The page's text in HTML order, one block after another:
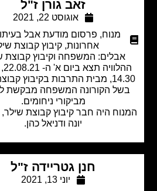
זאב גורן ז"ל
אוגוסט 22, 2021
מנוח,
פרסום מודעת אבל בעיתון ידיעות
אחרונות,קיבוץ קבוצת שילר
אבלים: המשפחה וקיבוץ קבוצת שילר.
ההלוויה תצא ביום א' ה- 22.08.21, בשעה
הקורונה המשפחה מבקשת להימנע
מביקורי ניחומים.
היה חבר קיבוץ קבוצת שילר, בנם של
יונה ודניאל כהן.
חנן גטריידה ז"ל